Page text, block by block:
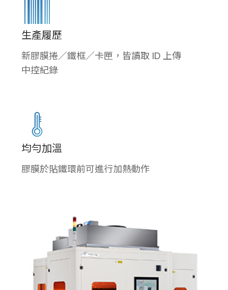
生產履歷
新膠膜捲／鐵框／卡匣，皆讀取 ID 上傳
中控紀錄
均勻加溫
膠膜於貼鐵環前可進行加熱動作